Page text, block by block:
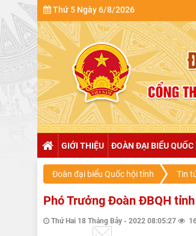
Thứ 5 Ngày 6/8/2026
GIỚI THIỆU ĐOÀN ĐẠI BIỂU
Đoàn đại biểu Quốc hội tỉnh Tin
Phó Trưởng Đoàn ĐBQH
Thứ Hai 18 Tháng Bảy - 2022 08:05:27